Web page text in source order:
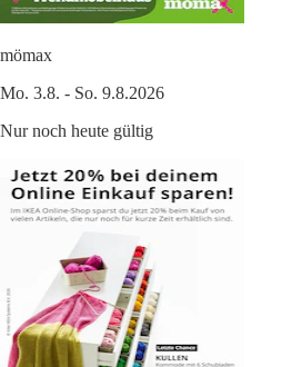
mömax
Mo. 3.8. - So. 9.8.2026
Nur noch heute gültig